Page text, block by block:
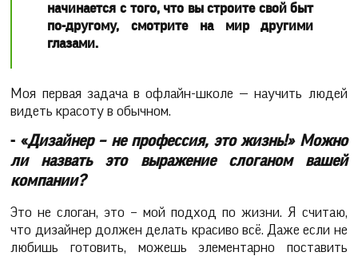
начинается с того, что вы строите свой быт
по-другому, смотрите на мир другими
глазами.
Моя первая задача в офлайн-школе — научить людей
видеть красоту в обычном.
- «Дизайнер – не профессия, это жизнь!» Можно
ли назвать это выражение слоганом вашей
компании?
Это не слоган, это – мой подход по жизни. Я считаю,
что дизайнер должен делать красиво всё. Даже если не
любишь готовить, можешь элементарно поставить